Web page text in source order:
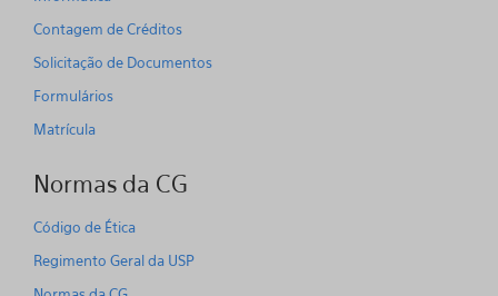
Contagem de Créditos
Solicitação de Documentos
Formulários
Matrícula
Normas da CG
Código de Ética
Regimento Geral da USP